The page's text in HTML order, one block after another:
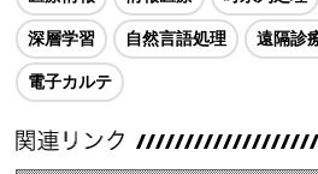
深層学習 自然言語処理 遠隔診
電子カルテ